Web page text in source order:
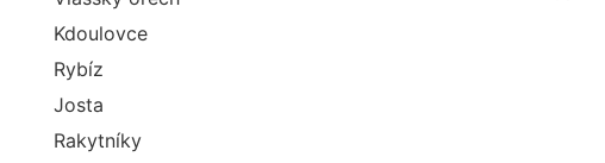
Kdoulovce
Rybíz
Josta
Rakytníky